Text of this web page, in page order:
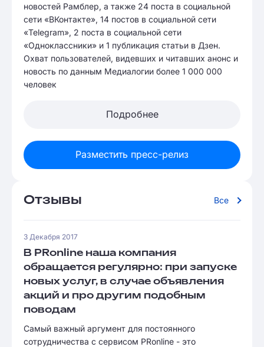
новостей Рамблер, а также 24 поста в социальной
сети «ВКонтакте», 14 постов в социальной сети
«Telegram», 2 поста в социальной сети
«Одноклассники» и 1 публикация статьи в Дзен.
Охват пользователей, видевших и читавших анонс и
новость по данным Медиалогии более 1 000 000
человек
Подробнее
Разместить пресс-релиз
Отзывы Все
3 Декабря 2017
В PRonline наша компания
обращается регулярно: при запуске
новых услуг, в случае объявления
акций и про другим подобным
поводам
Самый важный аргумент для постоянного
сотрудничества с сервисом PRonline - это